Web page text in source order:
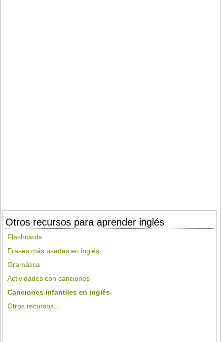
Otros recursos para aprender inglés
Flashcards
Frases más usadas en inglés
Gramática
Actividades con canciones
Canciones infantiles en inglés
Otros recursos...